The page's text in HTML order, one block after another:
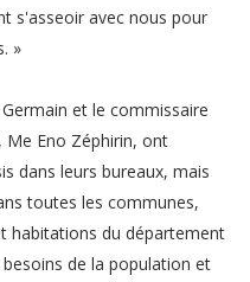
s'asseoir avec nous pour
»
et le commissaire
Eno Zéphirin, ont
dans leurs bureaux, mais
toutes les communes,
habitations du département
de la population et